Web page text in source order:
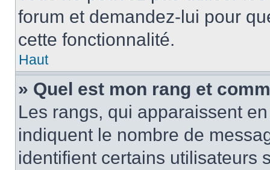
forum et demandez-lui pour
cette fonctionnalité.
Haut
» Quel est mon rang et
Les rangs, qui apparaissent
indiquent le nombre de
identifient certains utilisateurs